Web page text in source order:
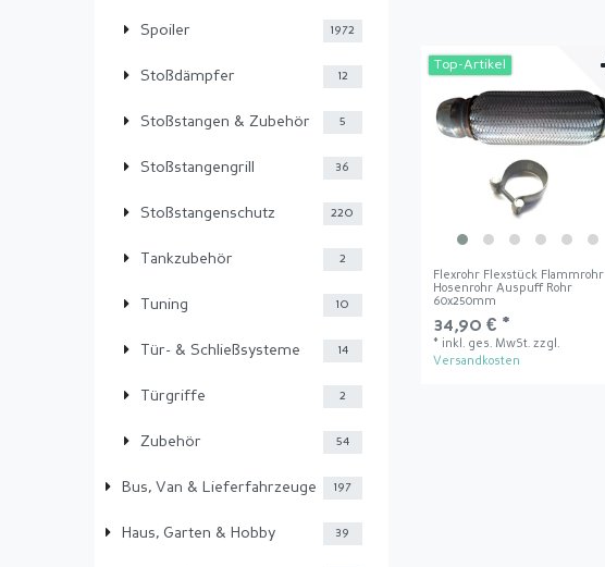
Spoiler 1972
Stoßdämpfer 12
Stoßstangen & Zubehör 5
Stoßstangengrill 36
Stoßstangenschutz 220
Tankzubehör 2
Tuning 10
Tür- & Schließsysteme 14
Türgriffe 2
Zubehör 54
Bus, Van & Lieferfahrzeuge 197
Haus, Garten & Hobby 39
Top-Artikel
Flexrohr Flexstück Flammrohr
Hosenrohr Auspuff Rohr
60x250mm
34,90 € *
* inkl. ges. MwSt. zzgl.
Versandkosten